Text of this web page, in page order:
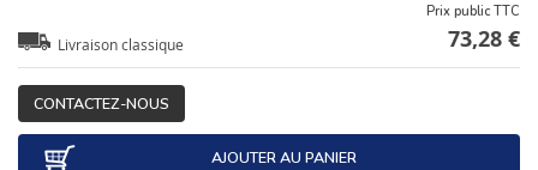
Livraison classique
Prix public TTC
73,28 €
CONTACTEZ-NOUS
AJOUTER AU PANIER